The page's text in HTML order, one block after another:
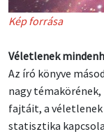
Kép forrása
Véletlenek
Az író könyve
nagy
fajtáit, a
statisztika